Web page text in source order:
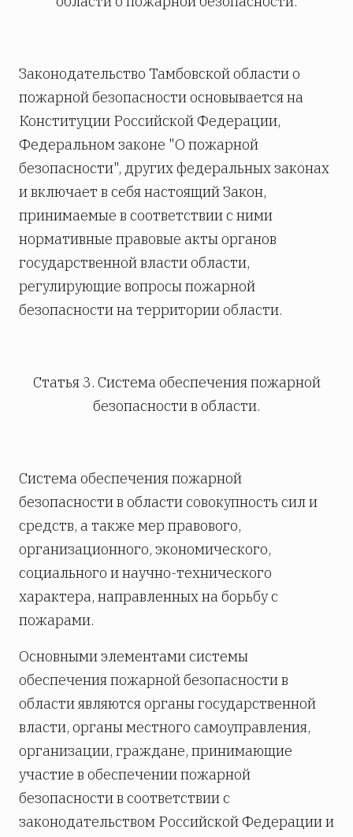
Законодательство Тамбовской области о
пожарной безопасности основывается на
Конституции Российской Федерации,
Федеральном законе "О пожарной
безопасности", других федеральных законах
и включает в себя настоящий Закон,
принимаемые в соответствии с ними
нормативные правовые акты органов
государственной власти области,
регулирующие вопросы пожарной
безопасности на территории области.
Статья 3. Система обеспечения пожарной
безопасности в области.
Система обеспечения пожарной
безопасности в области совокупность сил и
средств, а также мер правового,
организационного, экономического,
социального и научно-технического
характера, направленных на борьбу с
пожарами.
Основными элементами системы
обеспечения пожарной безопасности в
области являются органы государственной
власти, органы местного самоуправления,
организации, граждане, принимающие
участие в обеспечении пожарной
безопасности в соответствии с
законодательством Российской Федерации и